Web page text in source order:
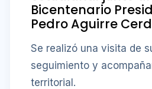
Bicentenario
Pedro Aguirre
Se realizó una visita de
seguimiento y
territorial.